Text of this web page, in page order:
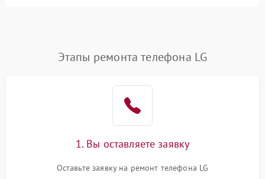
Этапы ремонта телефона LG
1. Вы оставляете заявку
Оставьте заявку на ремонт телефона LG